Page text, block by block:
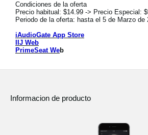
Noticias
Ubicación
Acerca de KORG
Condiciones de la oferta
Precio habitual: $14.99 -> Precio Especial:
Periodo de la oferta: hasta el 5 de Marzo de
iAudioGate App Store
IIJ Web
PrimeSeat Web
Informacion de producto